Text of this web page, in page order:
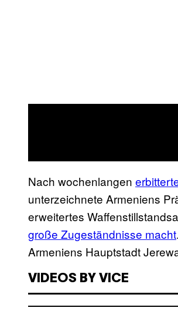
Nach wochenlangen
unterzeichnete Armeniens
erweitertes
große Zugeständnisse macht
Armeniens Hauptstadt
VIDEOS BY VICE